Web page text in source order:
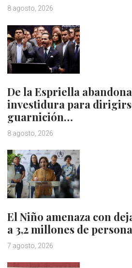
8 agosto, 2026
De la Espriella
investidura para
guarnición…
8 agosto, 2026
El Niño amenaza con
a 3,2 millones de
7 agosto, 2026